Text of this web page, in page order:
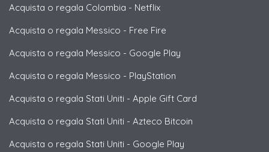
Acquista o regala Colombia - Netflix
Acquista o regala Messico - Free Fire
Acquista o regala Messico - Google Play
Acquista o regala Messico - PlayStation
Acquista o regala Stati Uniti - Apple Gift Card
Acquista o regala Stati Uniti - Azteco Bitcoin
Acquista o regala Stati Uniti - Google Play